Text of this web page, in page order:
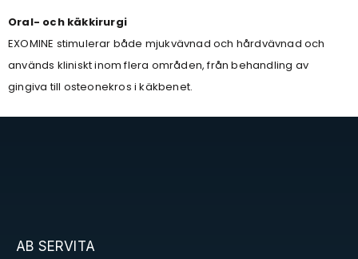
Oral- och käkkirurgi
EXOMINE stimulerar både mjukvävnad och hårdvävnad och
används kliniskt inom flera områden, från behandling av
gingiva till osteonekros i käkbenet.
AB SERVITA